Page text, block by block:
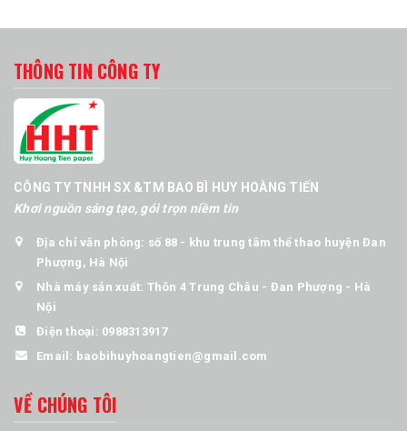
THÔNG TIN CÔNG TY
CÔNG TY TNHH SX &TM BAO BÌ HUY HOÀNG TIẾN
Khơi nguồn sáng tạo, gói trọn niềm tin
Địa chỉ văn phòng: số 88 - khu trung tâm thể thao huyện Đan
Phượng, Hà Nội
Nhà máy sản xuất: Thôn 4 Trung Châu - Đan Phượng - Hà
Nội
Điện thoại: 0988313917
Email: baobihuyhoangtien@gmail.com
VỀ CHÚNG TÔI